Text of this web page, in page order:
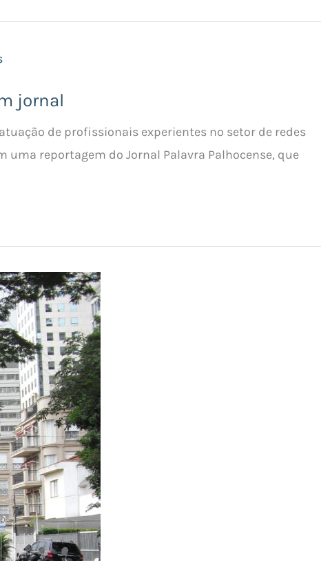
jornal
de profissionais experientes no setor de redes
reportagem do Jornal Palavra Palhocense, que